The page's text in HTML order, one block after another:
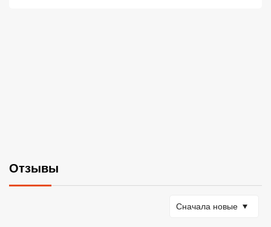
Отзывы
Сортировать по
Сначала новые